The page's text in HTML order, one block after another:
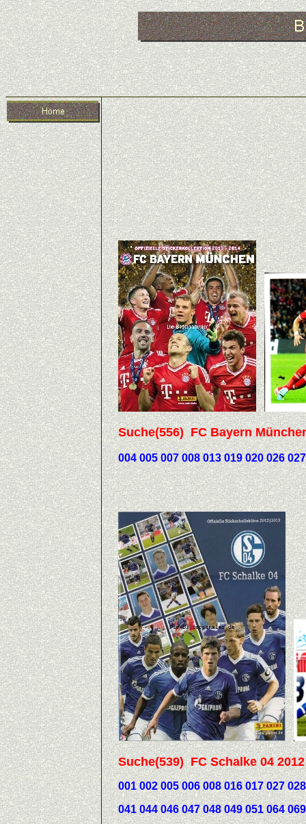
Suche(556) FC Bayern
004 005 007 008 013 019 020 026
Suche(539) FC Schalke 04 2012
001 002 005 006 008 016 017 027 028
041 044 046 047 048 049 051 064